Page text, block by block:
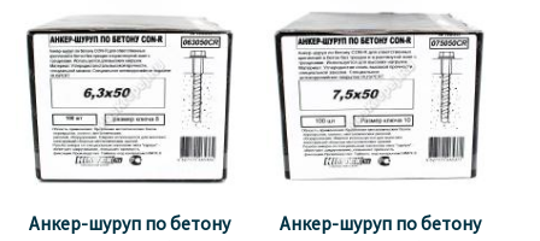
Анкер-шуруп по бетону
Анкер-шуруп по бетону